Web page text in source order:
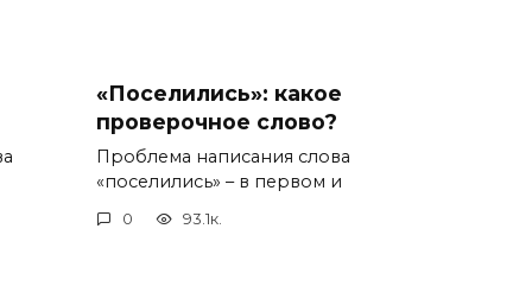
«Поселились»: какое
проверочное слово?
Проблема написания слова
«поселились» – в первом и
0 93.1к.